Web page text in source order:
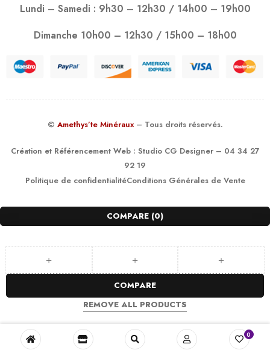
Lundi – Samedi : 9h30 – 12h30 / 14h00 – 19h00
Dimanche 10h00 – 12h30 / 15h00 – 18h00
© Amethys’te Minéraux – Tous droits réservés.
Création et Référencement Web : Studio CG Designer– 04 34 27
92 19
Politique de confidentialitéConditions Générales de Vente
0
COMPARE (0)
COMPARE
REMOVE ALL PRODUCTS